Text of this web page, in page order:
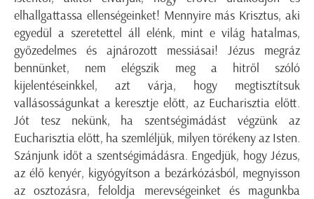
elhallgattassa ellenségeinket! Mennyire más Krisztus, aki
egyedül a szeretettel áll elénk, mint e világ hatalmas,
győzedelmes és ajnározott messiásai! Jézus megráz
bennünket, nem elégszik meg a hitről szóló
kijelentéseinkkel, azt várja, hogy megtisztítsuk
vallásosságunkat a keresztje előtt, az Eucharisztia előtt.
Jót tesz nekünk, ha szentségimádást végzünk az
Eucharisztia előtt, ha szemléljük, milyen törékeny az Isten.
Szánjunk időt a szentségimádásra. Engedjük, hogy Jézus,
az élő kenyér, kigyógyítson a bezárkózásból, megnyisson
az osztozásra, feloldja merevségeinket és magunkba